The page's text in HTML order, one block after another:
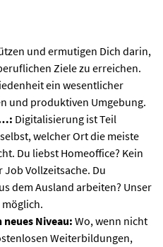
und ermutigen Dich darin,
Ziele zu erreichen.
ein wesentlicher
und produktiven Umgebung.
…: Digitalisierung ist Teil
welcher Ort die meiste
Du liebst Homeoffice? Kein
Vollzeitsache. Du
dem Ausland arbeiten? Unser
möglich.
neues Niveau: Wo, wenn nicht
Weiterbildungen,